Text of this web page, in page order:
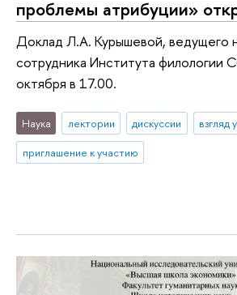
проблемы атрибуции»
Доклад Л.А. Курышевой, ведущего
сотрудника Института филологии
октября в 17.00.
Наука лектории дискуссии
взгляд
приглашение к участию